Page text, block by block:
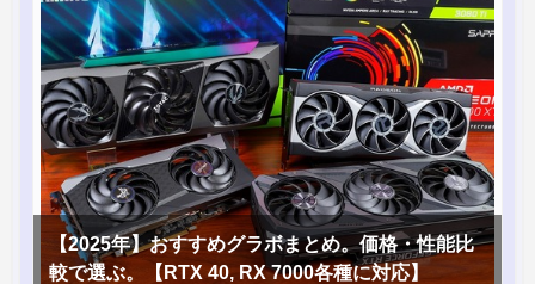
【2025年】おすすめグラボまとめ。価格・性能比
較で選ぶ。【RTX 40, RX 7000各種に対応】